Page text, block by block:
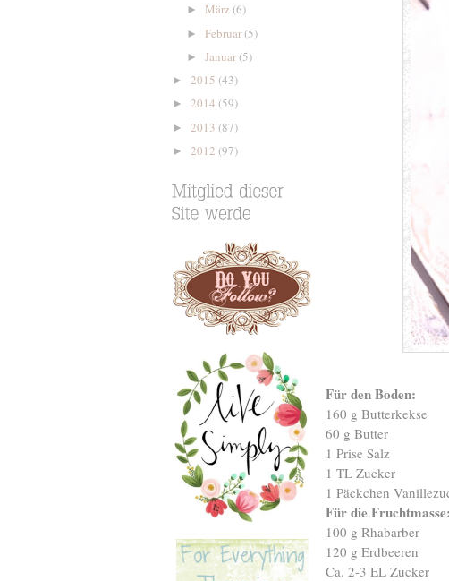
► März(6)
► Februar(5)
► Januar(5)
► 2015 (43)
► 2014 (59)
► 2013 (87)
► 2012 (97)
Für den Boden:
160 g Butterkekse
60 g Butter
1 Prise Salz
1 TL Zucker
1 Päckchen
Für die Fruchtmasse:
100 g Rhabarber
120 g Erdbeeren
Ca. 2-3 EL Zucker